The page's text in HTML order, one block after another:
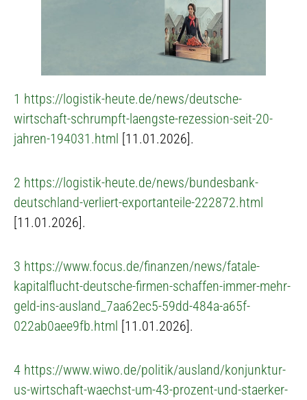
1 https://logistik-heute.de/news/deutsche-
wirtschaft-schrumpft-laengste-rezession-seit-20-
jahren-194031.html [11.01.2026].
2 https://logistik-heute.de/news/bundesbank-
deutschland-verliert-exportanteile-222872.html
[11.01.2026].
3 https://www.focus.de/finanzen/news/fatale-
kapitalflucht-deutsche-firmen-schaffen-immer-mehr-
geld-ins-ausland_7aa62ec5-59dd-484a-a65f-
022ab0aee9fb.html [11.01.2026].
4 https://www.wiwo.de/politik/ausland/konjunktur-
us-wirtschaft-waechst-um-43-prozent-und-staerker-